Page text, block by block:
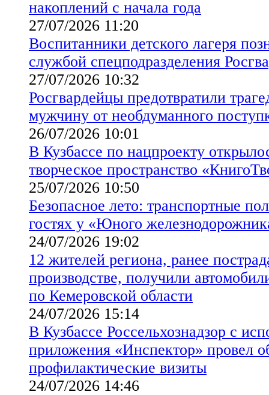
накоплений с начала года
27/07/2026 11:20
Воспитанники детского лагеря
службой спецподразделения
27/07/2026 10:32
Росгвардейцы предотвратили
мужчину от необдуманного
26/07/2026 10:01
В Кузбассе по нацпроекту
творческое пространство
25/07/2026 10:50
Безопасное лето: транспортные
гостях у «Юного
24/07/2026 19:02
12 жителей региона, ранее
производстве, получили
по Кемеровской области
24/07/2026 15:14
В Кузбассе Россельхознадзор с
приложения «Инспектор» провел
профилактические визиты
24/07/2026 14:46